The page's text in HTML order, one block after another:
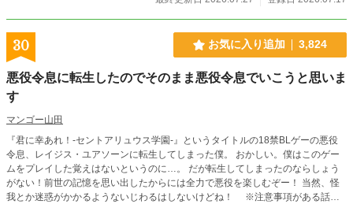
30 お気に入り追加 3,824
悪役令息に転生したのでそのまま悪役令息でいこうと思いま
す
マンゴー山田
『君に幸あれ！-セントアリュウス学園-』というタイトルの18禁BLゲーの悪役
令息、レイジス・ユアソーンに転生してしまった僕。 おかしい。僕はこのゲー
ムをプレイした覚えはないというのに…。 だが転生してしまったのならしょう
がない！前世の記憶を思い出したからには全力で悪役を楽しむぞー！ 当然、怪
我とか迷惑がかかるようないじわるはしないけどね！ ※注意事項がある話に